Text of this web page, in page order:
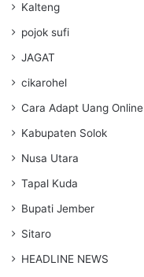
Kalteng
pojok sufi
JAGAT
cikarohel
Cara Adapt Uang Online
Kabupaten Solok
Nusa Utara
Tapal Kuda
Bupati Jember
Sitaro
HEADLINE NEWS